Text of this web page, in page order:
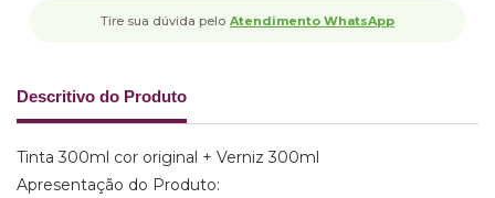
Tire sua dúvida pelo Atendimento WhatsApp
Descritivo do Produto
Tinta 300ml cor original + Verniz 300ml
Apresentação do Produto: